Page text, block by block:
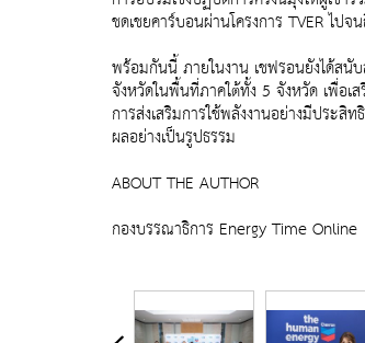
ชดเชยคาร์บอนผ่านโครงการ TVER ไป
พร้อมกันนี้ ภายในงาน เชฟรอนยังได้สนั
จังหวัดในพื้นที่ภาคใต้ทั้ง 5 จังหวัด เพื่อ
การส่งเสริมการใช้พลังงานอย่างมีประ
ผลอย่างเป็นรูปธรรม
ABOUT THE AUTHOR
กองบรรณาธิการ Energy Time Online